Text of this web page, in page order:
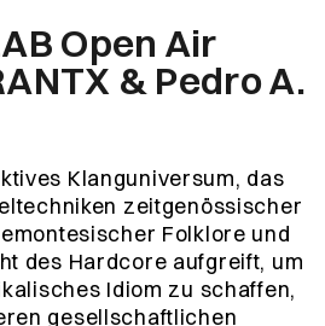
Open Air
& Pedro A.
Klanguniversum, das
zeitgenössischer
Folklore und
des Hardcore aufgreift, um
Idiom zu schaffen,
gesellschaftlichen